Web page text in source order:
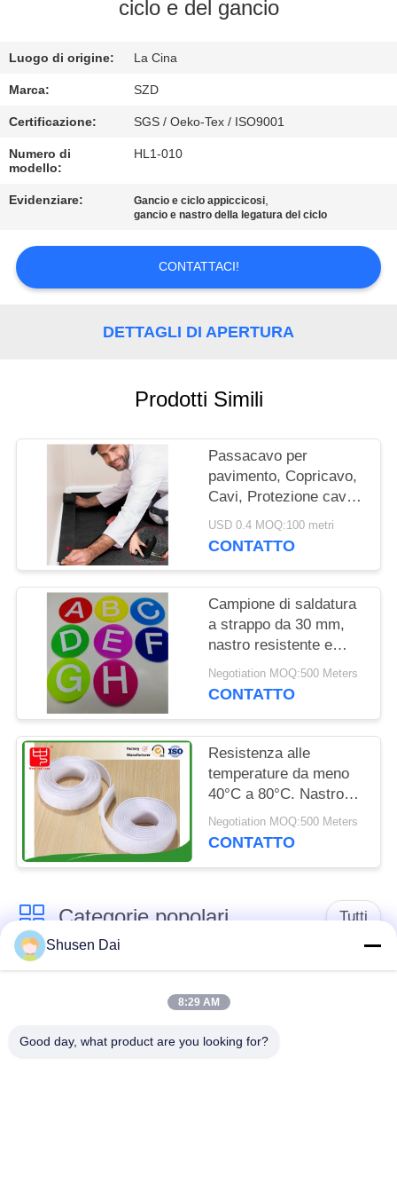
DELLA
QUALITÀ
CONTATTACI
NOTIZIE
CHIEDI UN
PREVENTIVO
POLITICA
SULLA
PRIVACY
ciclo e del gancio
Luogo di origine: La Cina
Marca: SZD
Certificazione: SGS / Oeko-Tex / ISO9001
Numero di
modello:
HL1-010
Evidenziare: Gancio e ciclo appiccicosi,
gancio e nastro della legatura del ciclo
CONTATTACI!
DETTAGLI DI APERTURA
Prodotti Simili
Passacavo per
pavimento, Copricavo,
Cavi, Protezione cavi,
Gestione cavi, Solo per
moquette per uffici
USD 0.4 MOQ:100 metri
CONTATTO
Campione di saldatura
a strappo da 30 mm,
nastro resistente e
durevole, adatto per la
produzione e le
Negotiation MOQ:500 Meters
CONTATTO
Resistenza alle
temperature da meno
40°C a 80°C. Nastro
per ganci di larghezza
da 10mm a 50mm
Negotiation MOQ:500 Meters
CONTATTO
Categorie popolari Tutti
gancio e nastro del
Gancio e ciclo di
plastica
Gancio e nastro
Toppe su ordinazione
Shusen Dai
8:29 AM
Good day, what product are you looking for?